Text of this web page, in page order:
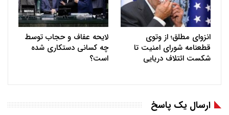
انزوای مطلق؛ از وتوی
قطعنامه شورای امنیت تا
شکست ائتلاف دریایی
لایحه عفاف و حجاب توسط
چه کسانی دستکاری شده
است؟
ارسال یک پاسخ